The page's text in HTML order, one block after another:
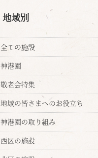
地域別
全ての施設
神港園
敬老会特集
地域の皆さまへのお役立ち
神港園の取り組み
西区の施設